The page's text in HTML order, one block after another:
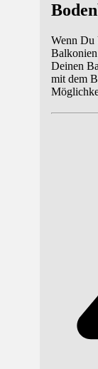
Wenn Du
Deinen
mit dem